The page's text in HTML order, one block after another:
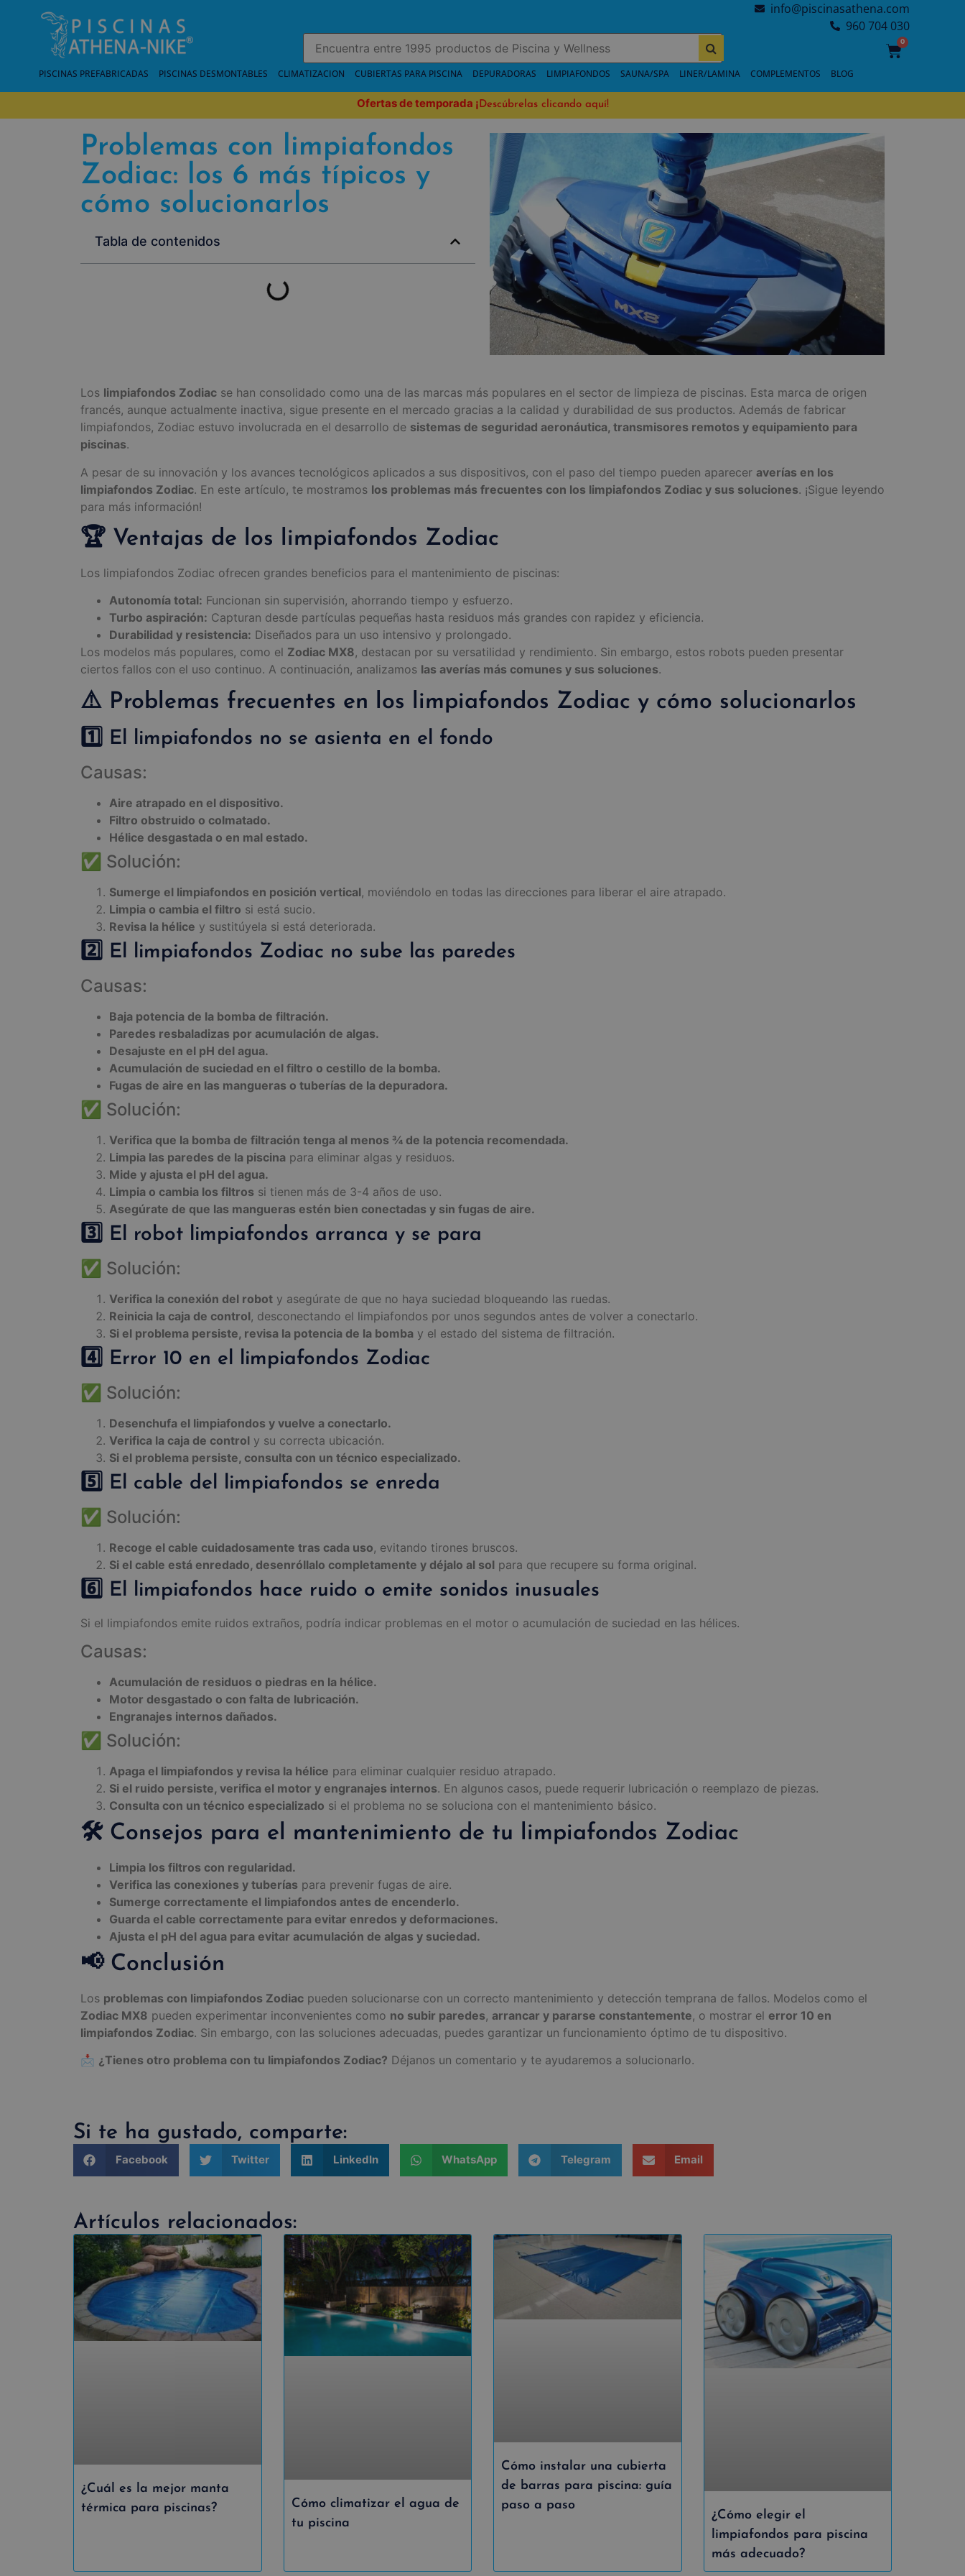
info@piscinasathena.com
960 704 030
0
PISCINAS PREFABRICADAS PISCINAS DESMONTABLES CLIMATIZACION CUBIERTAS PARA PISCINA DEPURADORAS LIMPIAFONDOS SAUNA/SPA LINER/LAMINA COMPLEMENTOS BLOG
Ofertas de temporada ¡ Descúbrelas clicando aquí!
Problemas con limpiafondos
Zodiac: los 6 más típicos y
cómo solucionarlos
Tabla de contenidos
Los limpiafondos Zodiac se han consolidado como una de las marcas más populares en el sector de limpieza de piscinas. Esta marca de origen
francés, aunque actualmente inactiva, sigue presente en el mercado gracias a la calidad y durabilidad de sus productos. Además de fabricar
limpiafondos, Zodiac estuvo involucrada en el desarrollo de sistemas de seguridad aeronáutica, transmisores remotos y equipamiento para
piscinas.
A pesar de su innovación y los avances tecnológicos aplicados a sus dispositivos, con el paso del tiempo pueden aparecer averías en los
limpiafondos Zodiac. En este artículo, te mostramos los problemas más frecuentes con los limpiafondos Zodiac y sus soluciones. ¡Sigue leyendo
para más información!
🏆 Ventajas de los limpiafondos Zodiac
Los limpiafondos Zodiac ofrecen grandes beneficios para el mantenimiento de piscinas:
Autonomía total: Funcionan sin supervisión, ahorrando tiempo y esfuerzo.
Turbo aspiración: Capturan desde partículas pequeñas hasta residuos más grandes con rapidez y eficiencia.
Durabilidad y resistencia: Diseñados para un uso intensivo y prolongado.
Los modelos más populares, como el Zodiac MX8, destacan por su versatilidad y rendimiento. Sin embargo, estos robots pueden presentar
ciertos fallos con el uso continuo. A continuación, analizamos las averías más comunes y sus soluciones.
⚠️ Problemas frecuentes en los limpiafondos Zodiac y cómo solucionarlos
1️⃣ El limpiafondos no se asienta en el fondo
Causas:
Aire atrapado en el dispositivo.
Filtro obstruido o colmatado.
Hélice desgastada o en mal estado.
✅ Solución:
Sumerge el limpiafondos en posición vertical, moviéndolo en todas las direcciones para liberar el aire atrapado.
Limpia o cambia el filtro si está sucio.
Revisa la hélice y sustitúyela si está deteriorada.
2️⃣ El limpiafondos Zodiac no sube las paredes
Causas:
Baja potencia de la bomba de filtración.
Paredes resbaladizas por acumulación de algas.
Desajuste en el pH del agua.
Acumulación de suciedad en el filtro o cestillo de la bomba.
Fugas de aire en las mangueras o tuberías de la depuradora.
✅ Solución:
Verifica que la bomba de filtración tenga al menos ¾ de la potencia recomendada.
Limpia las paredes de la piscina para eliminar algas y residuos.
Mide y ajusta el pH del agua.
Limpia o cambia los filtros si tienen más de 3-4 años de uso.
Asegúrate de que las mangueras estén bien conectadas y sin fugas de aire.
3️⃣ El robot limpiafondos arranca y se para
✅ Solución:
Verifica la conexión del robot y asegúrate de que no haya suciedad bloqueando las ruedas.
Reinicia la caja de control, desconectando el limpiafondos por unos segundos antes de volver a conectarlo.
Si el problema persiste, revisa la potencia de la bomba y el estado del sistema de filtración.
4️⃣ Error 10 en el limpiafondos Zodiac
✅ Solución:
Desenchufa el limpiafondos y vuelve a conectarlo.
Verifica la caja de control y su correcta ubicación.
Si el problema persiste, consulta con un técnico especializado.
5️⃣ El cable del limpiafondos se enreda
✅ Solución:
Recoge el cable cuidadosamente tras cada uso, evitando tirones bruscos.
Si el cable está enredado, desenróllalo completamente y déjalo al sol para que recupere su forma original.
6️⃣ El limpiafondos hace ruido o emite sonidos inusuales
Si el limpiafondos emite ruidos extraños, podría indicar problemas en el motor o acumulación de suciedad en las hélices.
Causas:
Acumulación de residuos o piedras en la hélice.
Motor desgastado o con falta de lubricación.
Engranajes internos dañados.
✅ Solución:
Apaga el limpiafondos y revisa la hélice para eliminar cualquier residuo atrapado.
Si el ruido persiste, verifica el motor y engranajes internos. En algunos casos, puede requerir lubricación o reemplazo de piezas.
Consulta con un técnico especializado si el problema no se soluciona con el mantenimiento básico.
🛠️ Consejos para el mantenimiento de tu limpiafondos Zodiac
Limpia los filtros con regularidad.
Verifica las conexiones y tuberías para prevenir fugas de aire.
Sumerge correctamente el limpiafondos antes de encenderlo.
Guarda el cable correctamente para evitar enredos y deformaciones.
Ajusta el pH del agua para evitar acumulación de algas y suciedad.
📢 Conclusión
Los problemas con limpiafondos Zodiac pueden solucionarse con un correcto mantenimiento y detección temprana de fallos. Modelos como el
Zodiac MX8 pueden experimentar inconvenientes como no subir paredes, arrancar y pararse constantemente, o mostrar el error 10 en
limpiafondos Zodiac. Sin embargo, con las soluciones adecuadas, puedes garantizar un funcionamiento óptimo de tu dispositivo.
📩 ¿Tienes otro problema con tu limpiafondos Zodiac? Déjanos un comentario y te ayudaremos a solucionarlo.
Si te ha gustado, comparte:
Facebook Twitter LinkedIn WhatsApp Telegram Email
Artículos relacionados:
¿Cuál es la mejor manta
térmica para piscinas?
Cómo climatizar el agua de
tu piscina
Cómo instalar una cubierta
de barras para piscina: guía
paso a paso
¿Cómo elegir el
limpiafondos para piscina
más adecuado?